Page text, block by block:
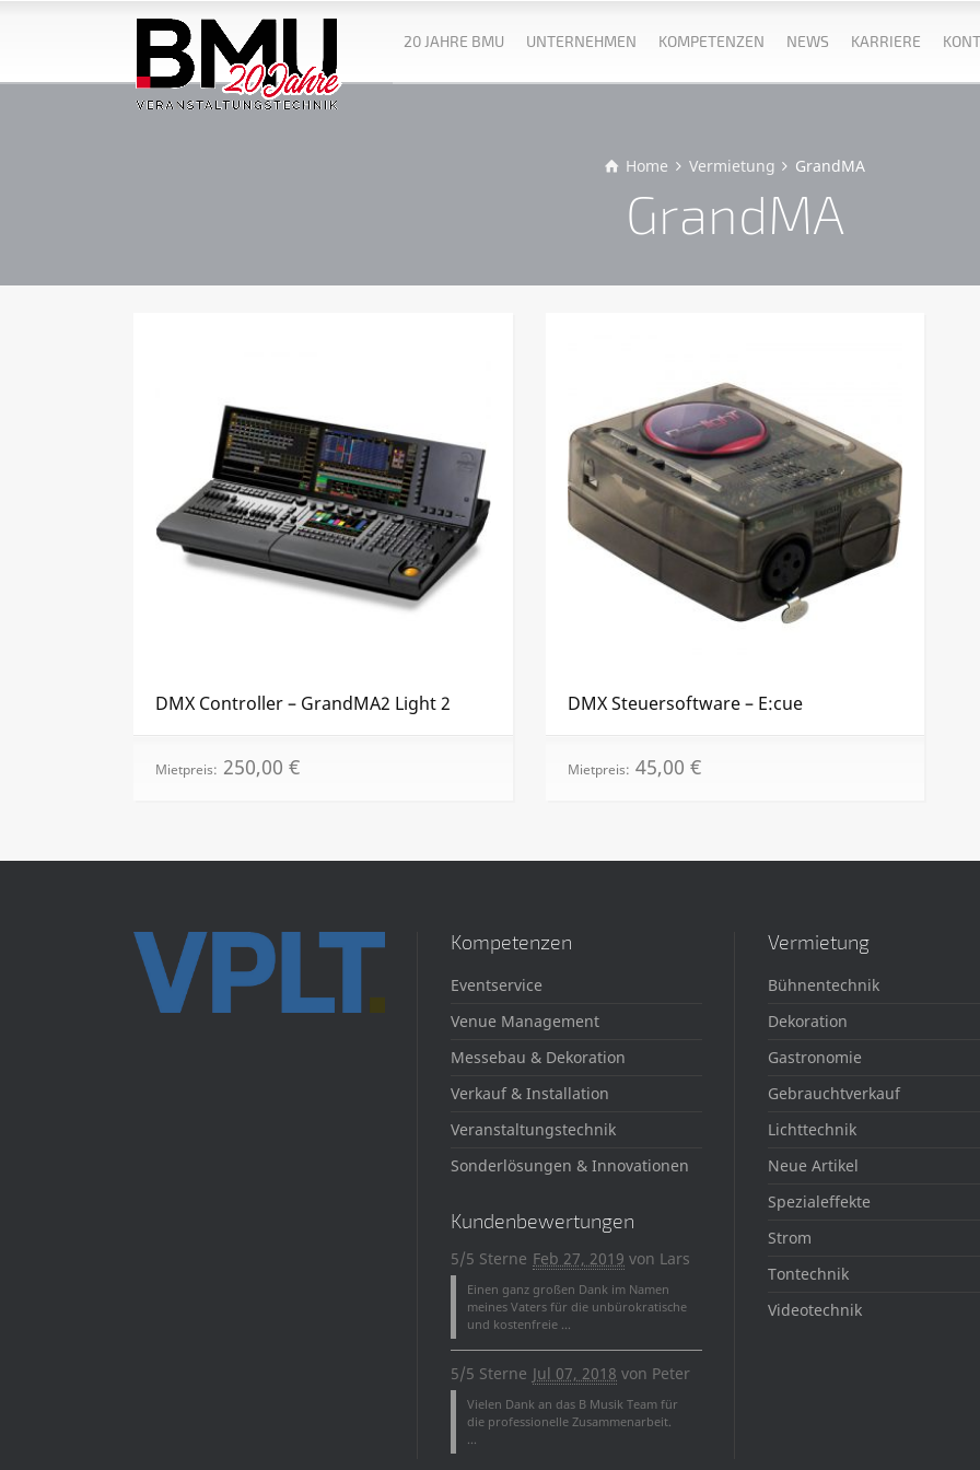
20 JAHRE BMU UNTERNEHMEN KOMPETENZEN NEWS KARRIERE
Home Vermietung GrandMA
GrandMA
DMX Controller – GrandMA2 Light 2
Mietpreis: 250,00 €
DMX Steuersoftware – E:cue
Mietpreis: 45,00 €
Kompetenzen
Eventservice
Venue Management
Messebau & Dekoration
Verkauf & Installation
Veranstaltungstechnik
Sonderlösungen & Innovationen
Kundenbewertungen
5/5 Sterne Feb 27, 2019 von Lars
Einen ganz großen Dank im Namen
meines Vaters für die unbürokratische
und kostenfreie ...
5/5 Sterne Jul 07, 2018 von Peter
Vielen Dank an das B Musik Team für
die professionelle Zusammenarbeit.
Vermietung
Bühnentechnik
Dekoration
Gastronomie
Gebrauchtverkauf
Lichttechnik
Neue Artikel
Spezialeffekte
Strom
Tontechnik
Videotechnik